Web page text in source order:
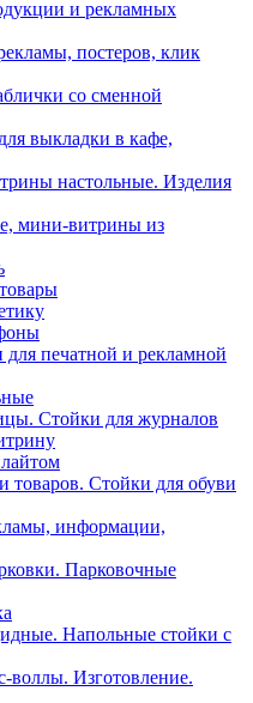
и рекламных
постеров, клик
со сменной
выкладки в кафе,
настольные. Изделия
мини-витрины из
печатной и рекламной
Стойки для журналов
товаров. Стойки для обуви
информации,
Парковочные
Напольные стойки с
воллы. Изготовление.